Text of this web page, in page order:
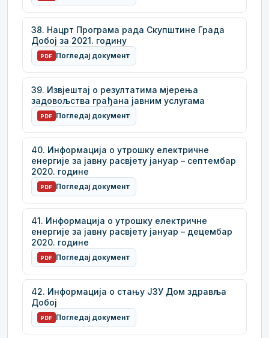
38. Нацрт Програма рада Скупштине Града
Добој за 2021. годину
PDF Погледај документ
39. Извјештај о резултатима мјерења
задовољства грађана јавним услугама
PDF Погледај документ
40. Информација о утрошку електричне
енергије за јавну расвјету јануар – септембар
2020. године
PDF Погледај документ
41. Информација о утрошку електричне
енергије за јавну расвјету јануар – децембар
2020. године
PDF Погледај документ
42. Информација о стању ЈЗУ Дом здравља
Добој
PDF Погледај документ